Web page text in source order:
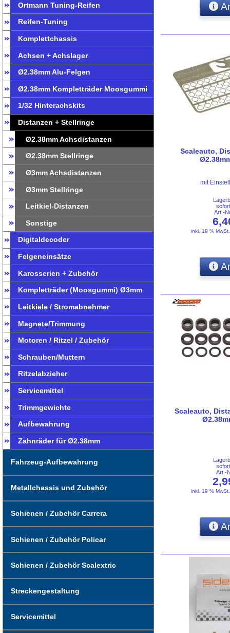
Ortmann Tuning-Reifen
Reifen-Tuning
Komplettchassis
Achsen + Achslager
Ø2.38mm Alu-Felgen
Ø2.38mm Kompletträder Moosgummi
1/32 Hinterachskits
Distanzen + Stellringe
Ø2.38mm Achsdistanzen
Ø2.38mm Stellringe
Ø3mm Achsdistanzen
Ø3mm Stellringe
Leitkiel-Distanzen
Sonstige
Digitaldecoder
Felgeneinsätze
Karosserien + Zubehör
Kompletträder (Moosgummi) Ø3mm
Leitkiele / Stromabnehmer
Magnete/Trimmung
Motoren / Ritzel / Zubehör
Schrauben/Muttern
Ritzelabzieher
Servicemittel
Trimmgewichte
Aufbewahrung
Zahnräder für Ø2.38mm
Fahrzeug-Aufbewahrung
Metallchassis und Zubehör
Schienen / Zubehör Carrera
Schienen / Zubehör Policar
Schienen / Zubehör Scalextric
Streckengestaltung
Servicemittel
Scaleauto,
mit
Art.-
inkl. 19 %
Scaleauto,
Art.-
inkl. 19 %